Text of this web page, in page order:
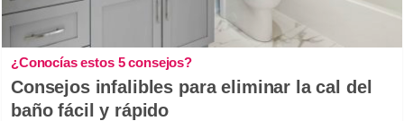
¿Conocías estos 5 consejos?
Consejos infalibles para eliminar la cal del
baño fácil y rápido